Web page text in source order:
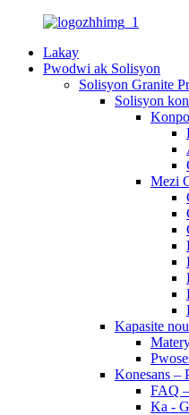
Lakay
Pwodwi ak Solisyon
Solisyon Granite
Solisyon
Mezi
Kapasite
Konesans –
FAQ
Ka -